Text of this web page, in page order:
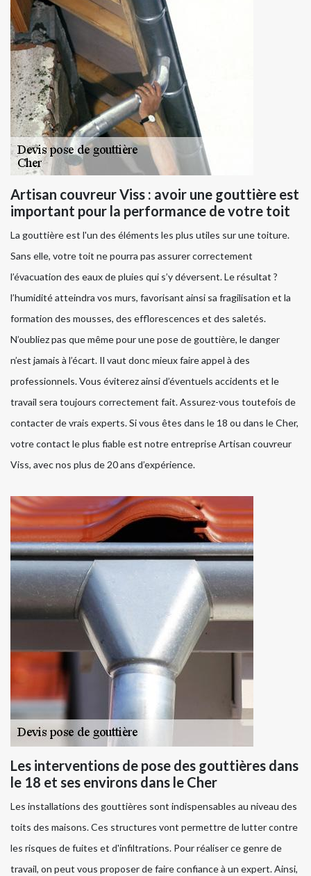
Artisan couvreur Viss : avoir une gouttière est
important pour la performance de votre toit
La gouttière est l'un des éléments les plus utiles sur une toiture.
Sans elle, votre toit ne pourra pas assurer correctement
l’évacuation des eaux de pluies qui s’y déversent. Le résultat ?
l’humidité atteindra vos murs, favorisant ainsi sa fragilisation et la
formation des mousses, des efflorescences et des saletés.
N’oubliez pas que même pour une pose de gouttière, le danger
n’est jamais à l’écart. Il vaut donc mieux faire appel à des
professionnels. Vous éviterez ainsi d’éventuels accidents et le
travail sera toujours correctement fait. Assurez-vous toutefois de
contacter de vrais experts. Si vous êtes dans le 18 ou dans le Cher,
votre contact le plus fiable est notre entreprise Artisan couvreur
Viss, avec nos plus de 20 ans d’expérience.
Les interventions de pose des gouttières dans
le 18 et ses environs dans le Cher
Les installations des gouttières sont indispensables au niveau des
toits des maisons. Ces structures vont permettre de lutter contre
les risques de fuites et d'infiltrations. Pour réaliser ce genre de
travail, on peut vous proposer de faire confiance à un expert. Ainsi,